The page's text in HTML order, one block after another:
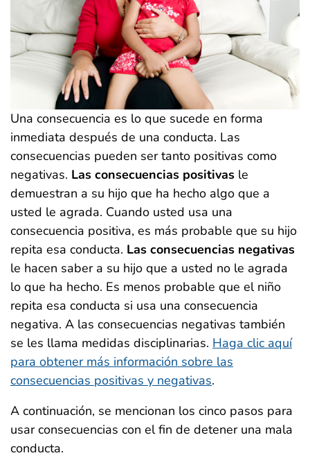
Una consecuencia es lo que sucede en forma
inmediata después de una conducta. Las
consecuencias pueden ser tanto positivas como
negativas. Las consecuencias positivas le
demuestran a su hijo que ha hecho algo que a
usted le agrada. Cuando usted usa una
consecuencia positiva, es más probable que su hijo
repita esa conducta. Las consecuencias negativas
le hacen saber a su hijo que a usted no le agrada
lo que ha hecho. Es menos probable que el niño
repita esa conducta si usa una consecuencia
negativa. A las consecuencias negativas también
se les llama medidas disciplinarias. Haga clic aquí
para obtener más información sobre las
consecuencias positivas y negativas.
A continuación, se mencionan los cinco pasos para
usar consecuencias con el fin de detener una mala
conducta.